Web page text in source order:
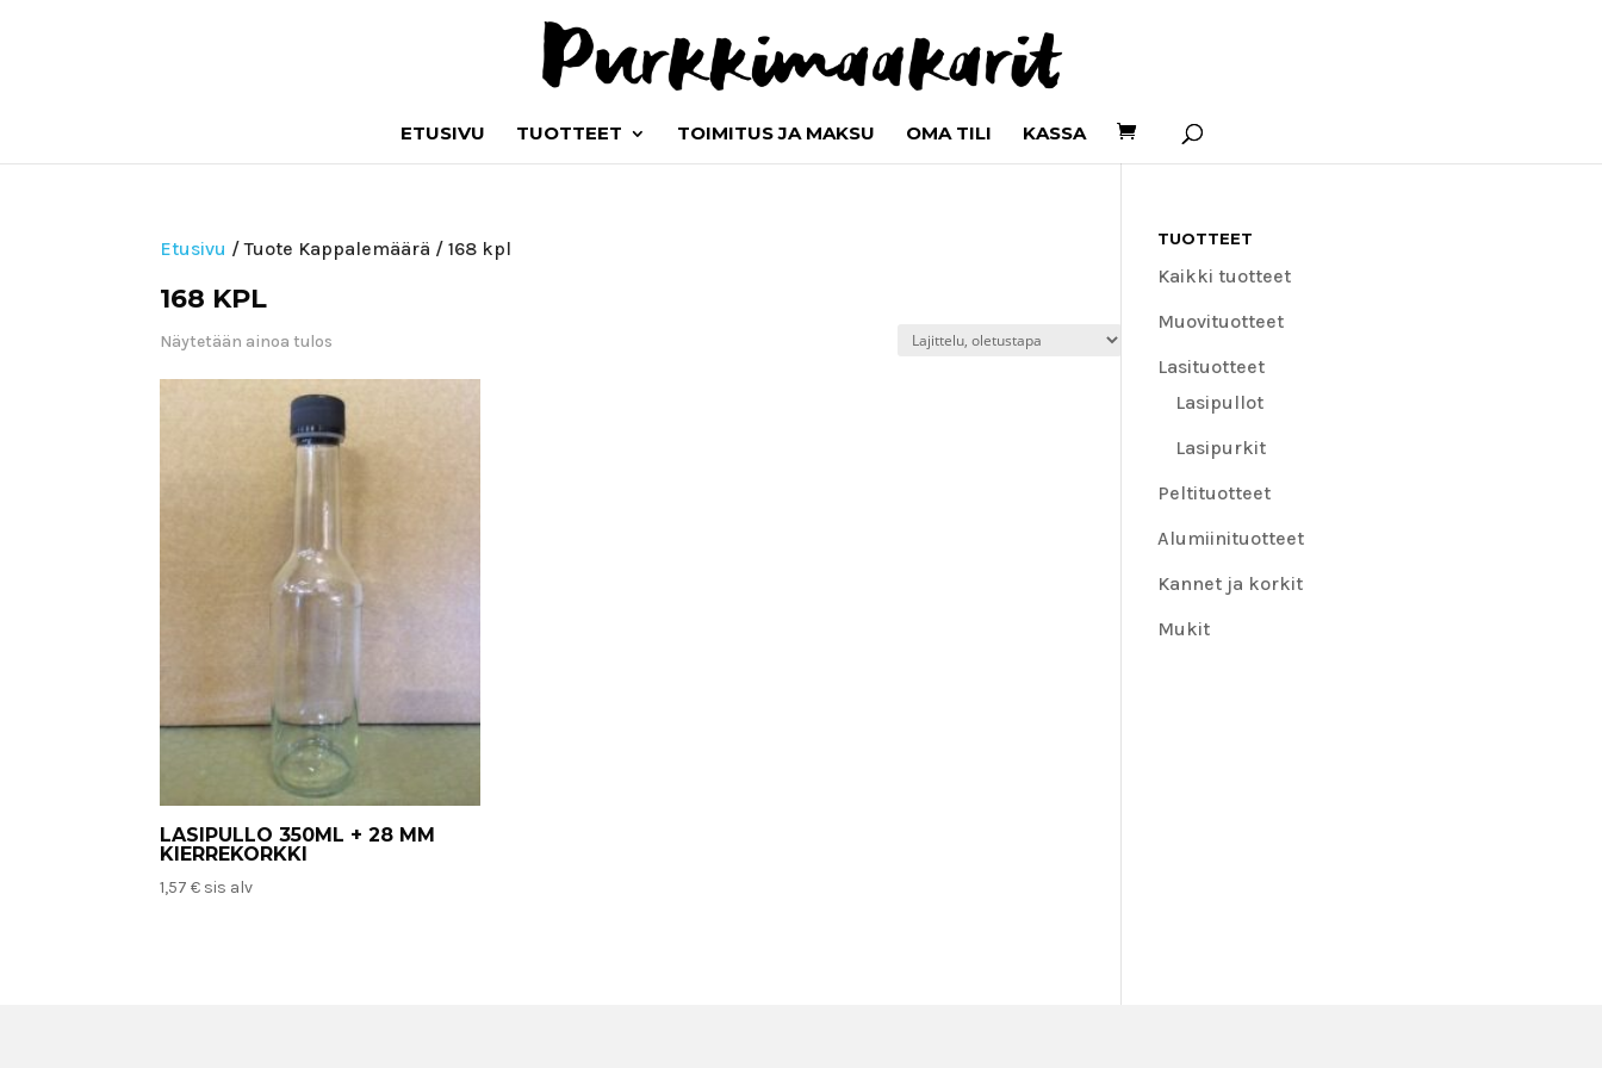
ETUSIVU TUOTTEET TOIMITUS JA MAKSU OMA TILI KASSA
Etusivu / Tuote Kappalemäärä / 168 kpl
168 KPL
Näytetään ainoa tulos
LASIPULLO 350ML + 28 MM
KIERREKORKKI
1,57€ sis alv
TUOTTEET
Kaikki tuotteet
Muovituotteet
Lasituotteet
Lasipullot
Lasipurkit
Peltituotteet
Alumiinituotteet
Kannet ja korkit
Mukit